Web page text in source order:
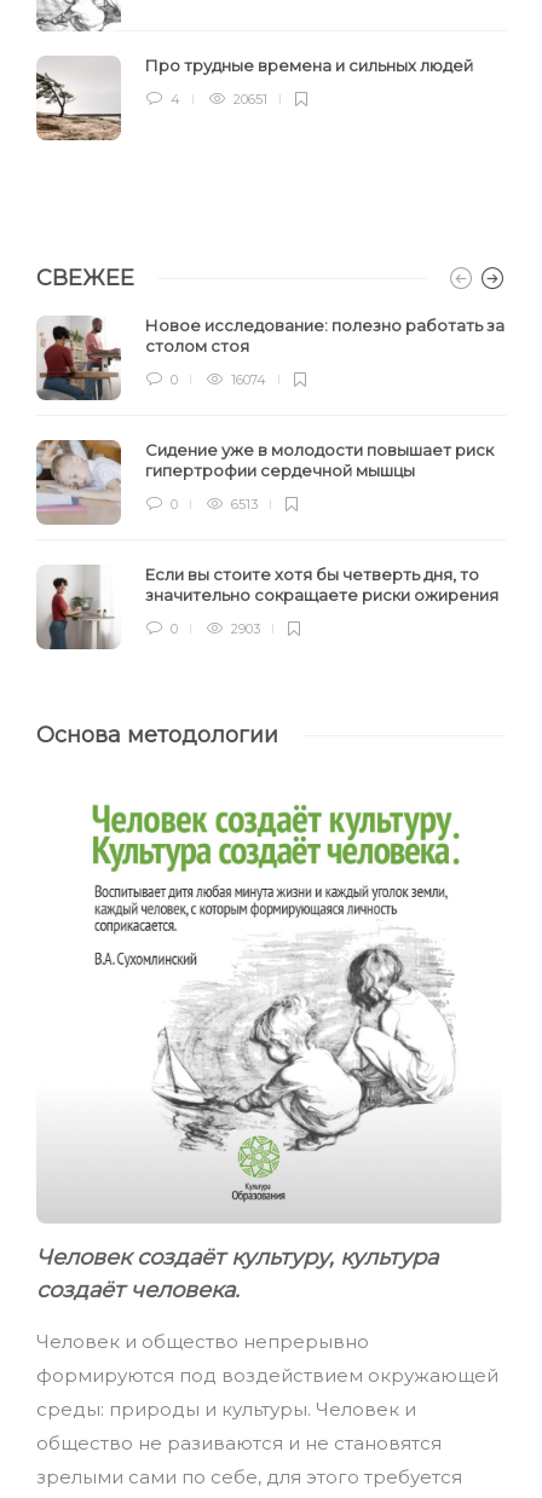
Про трудные времена и сильных людей
4 20651
СВЕЖЕЕ
Новое исследование: полезно работать за
столом стоя
0 16074
Сидение уже в молодости повышает риск
гипертрофии сердечной мышцы
0 6513
Если вы стоите хотя бы четверть дня, то
значительно сокращаете риски ожирения
0 2903
Основа методологии
Человек создаёт культуру, культура
создаёт человека.
Человек и общество непрерывно
формируются под воздействием окружающей
среды: природы и культуры. Человек и
общество не разиваются и не становятся
зрелыми сами по себе, для этого требуется